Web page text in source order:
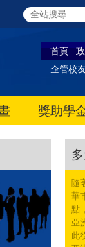
首頁
企管校
獎助學
隨
華
點
亞
此